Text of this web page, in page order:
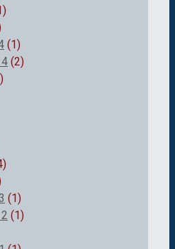
(1)
(2)
(1)
(1)